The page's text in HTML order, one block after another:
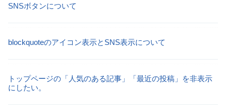
SNSボタンについて
blockquoteのアイコン表示とSNS表示について
トップページの「人気のある記事」「最近の投稿」を非表示
にしたい。